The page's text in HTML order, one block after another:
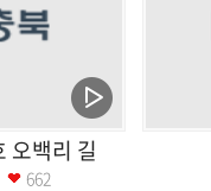
오백리 길
662